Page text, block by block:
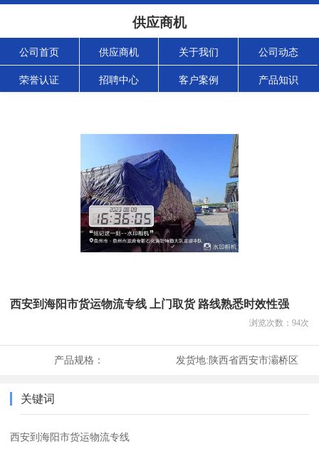
供应商机
公司首页 供应商机 关于我们 公司动态
荣誉认证 招聘中心 客户案例 产品知识
西安到海阳市货运物流专线 上门取货 路线熟悉时效性强
浏览次数： 94次
产品规格： 发货地:陕西省西安市灞桥区
关键词
西安到海阳市货运物流专线